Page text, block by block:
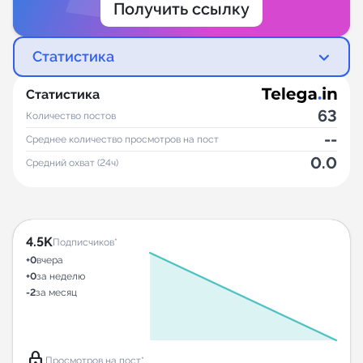
Получить ссылку
Статистика
Статистика
Количество постов 63
Среднее количество просмотров на пост --
Средний охват (24ч) 0.0
4.5KПодписчиков*
+0вчера
+0за неделю
-2за месяц
Просмотров на пост*